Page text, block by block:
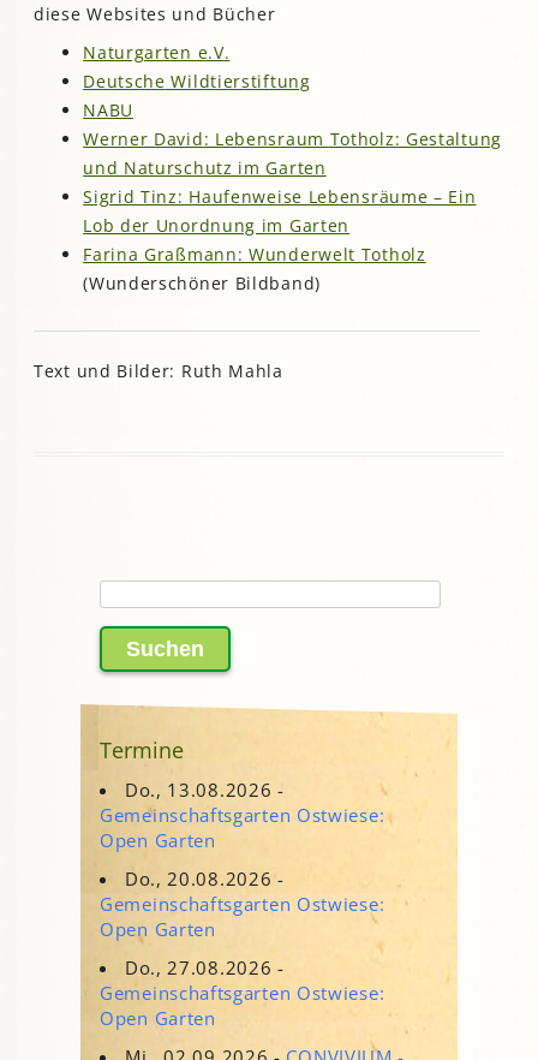
diese Websites und Bücher
Naturgarten e.V.
Deutsche Wildtierstiftung
NABU
Werner David: Lebensraum Totholz: Gestaltung
und Naturschutz im Garten
Sigrid Tinz: Haufenweise Lebensräume – Ein
Lob der Unordnung im Garten
Farina Graßmann: Wunderwelt Totholz
(Wunderschöner Bildband)
Text und Bilder: Ruth Mahla
nach:
Termine
Do., 13.08.2026 -
Gemeinschaftsgarten Ostwiese:
Open Garten
Do., 20.08.2026 -
Gemeinschaftsgarten Ostwiese:
Open Garten
Do., 27.08.2026 -
Gemeinschaftsgarten Ostwiese:
Open Garten